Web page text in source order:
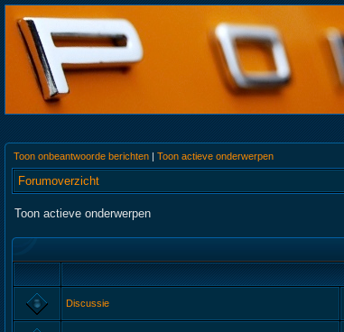
Toon onbeantwoorde berichten | Toon actieve onderwerpen
Forumoverzicht
Toon actieve onderwerpen
Discussie